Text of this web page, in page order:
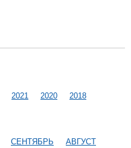
2021 2020 2018
СЕНТЯБРЬ АВГУСТ